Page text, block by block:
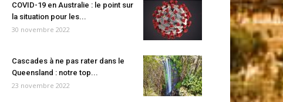
COVID-19 en Australie : le point sur
la situation pour les...
30 novembre 2022
Cascades à ne pas rater dans le
Queensland : notre top...
23 novembre 2022